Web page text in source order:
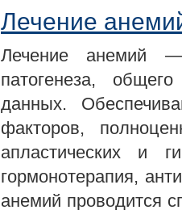
Лечение
Лечение анемий —
патогенеза,
данных.
факторов,
апластических и
гормонотерапия,
анемий проводится